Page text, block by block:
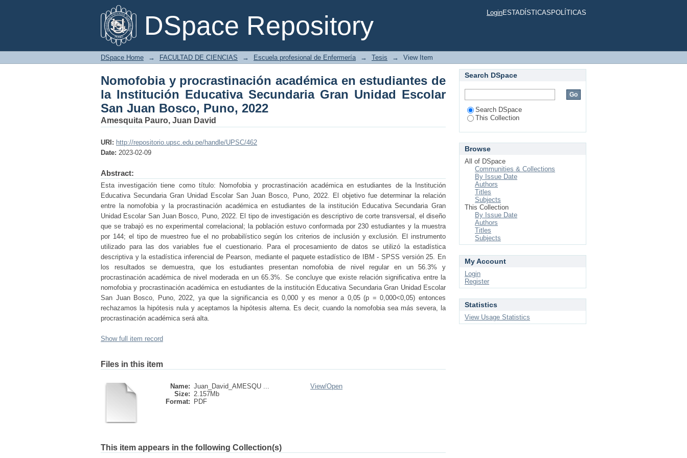
DSpace Repository
Nomofobia y procrastinación académica en estudiantes de la Institución Educativa
Secundaria Gran Unidad Escolar San Juan Bosco, Puno, 2022
LoginESTADÍSTICAS POLÍTICAS
DSpace Home → FACULTAD DE CIENCIAS → Escuela profesional de Enfermería → Tesis → View Item
Nomofobia y procrastinación académica en estudiantes de
la Institución Educativa Secundaria Gran Unidad Escolar
San Juan Bosco, Puno, 2022
Amesquita Pauro, Juan David
URI: http://repositorio.upsc.edu.pe/handle/UPSC/462
Date: 2023-02-09
Abstract:
Esta investigación tiene como título: Nomofobia y procrastinación académica en estudiantes de la Institución
Educativa Secundaria Gran Unidad Escolar San Juan Bosco, Puno, 2022. El objetivo fue determinar la relación
entre la nomofobia y la procrastinación académica en estudiantes de la institución Educativa Secundaria Gran
Unidad Escolar San Juan Bosco, Puno, 2022. El tipo de investigación es descriptivo de corte transversal, el diseño
que se trabajó es no experimental correlacional; la población estuvo conformada por 230 estudiantes y la muestra
por 144; el tipo de muestreo fue el no probabilístico según los criterios de inclusión y exclusión. El instrumento
utilizado para las dos variables fue el cuestionario. Para el procesamiento de datos se utilizó la estadística
descriptiva y la estadística inferencial de Pearson, mediante el paquete estadístico de IBM - SPSS versión 25. En
los resultados se demuestra, que los estudiantes presentan nomofobia de nivel regular en un 56.3% y
procrastinación académica de nivel moderada en un 65.3%. Se concluye que existe relación significativa entre la
nomofobia y procrastinación académica en estudiantes de la institución Educativa Secundaria Gran Unidad Escolar
San Juan Bosco, Puno, 2022, ya que la significancia es 0,000 y es menor a 0,05 (p = 0,000<0,05) entonces
rechazamos la hipótesis nula y aceptamos la hipótesis alterna. Es decir, cuando la nomofobia sea más severa, la
procrastinación académica será alta.
Show full item record
Files in this item
Name: Juan_David_AMESQU ...
Size: 2.157Mb
Format:
PDF
View/Open
This item appears in the following Collection(s)
Search DSpace
Search DSpace
This Collection
Browse
All of DSpace
Communities & Collections
By Issue Date
Authors
Titles
Subjects
This Collection
By Issue Date
Authors
Titles
Subjects
My Account
Login
Register
Statistics
View Usage Statistics